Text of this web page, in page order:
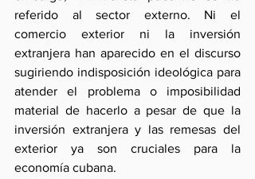
referido al sector externo. Ni el
comercio exterior ni la inversión
extranjera han aparecido en el discurso
sugiriendo indisposición ideológica para
atender el problema o imposibilidad
material de hacerlo a pesar de que la
inversión extranjera y las remesas del
exterior ya son cruciales para la
economía cubana.